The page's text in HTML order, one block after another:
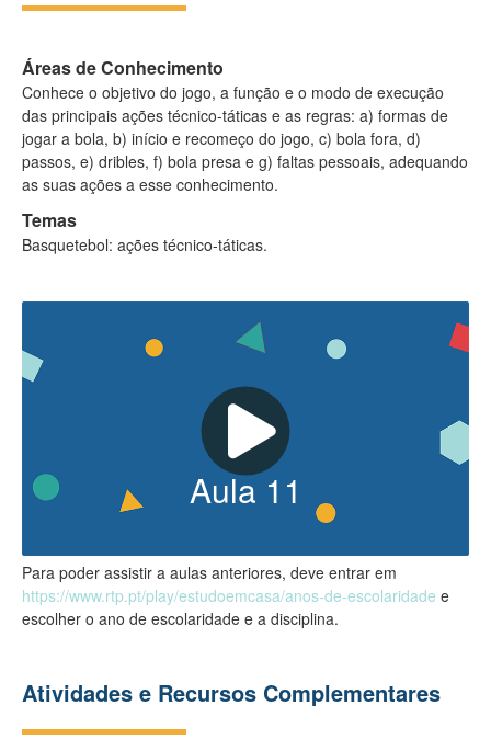
Áreas de Conhecimento
Conhece o objetivo do jogo, a função e o modo de execução
das principais ações técnico-táticas e as regras: a) formas de
jogar a bola, b) início e recomeço do jogo, c) bola fora, d)
passos, e) dribles, f) bola presa e g) faltas pessoais, adequando
as suas ações a esse conhecimento.
Temas
Basquetebol: ações técnico-táticas.
Aula11
Para poder assistir a aulas anteriores, deve entrar em
https://www.rtp.pt/play/estudoemcasa/anos-de-escolaridade e
escolher o ano de escolaridade e a disciplina.
Atividades e Recursos Complementares